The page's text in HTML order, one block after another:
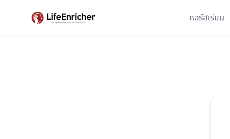
คอร์สเรียน